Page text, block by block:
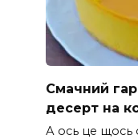
Смачний
десерт на
А ось це щось